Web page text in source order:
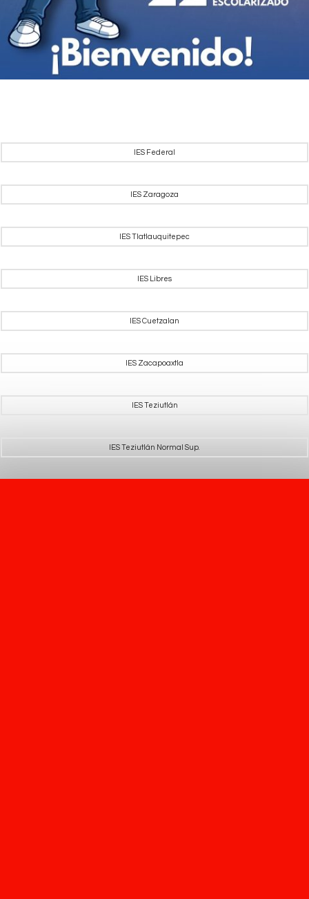
IES Federal
IES Zaragoza
IES Tlatlauquitepec
IES Libres
IES Cuetzalan
IES Zacapoaxtla
IES Teziutlán
IES Teziutlán Normal Sup.